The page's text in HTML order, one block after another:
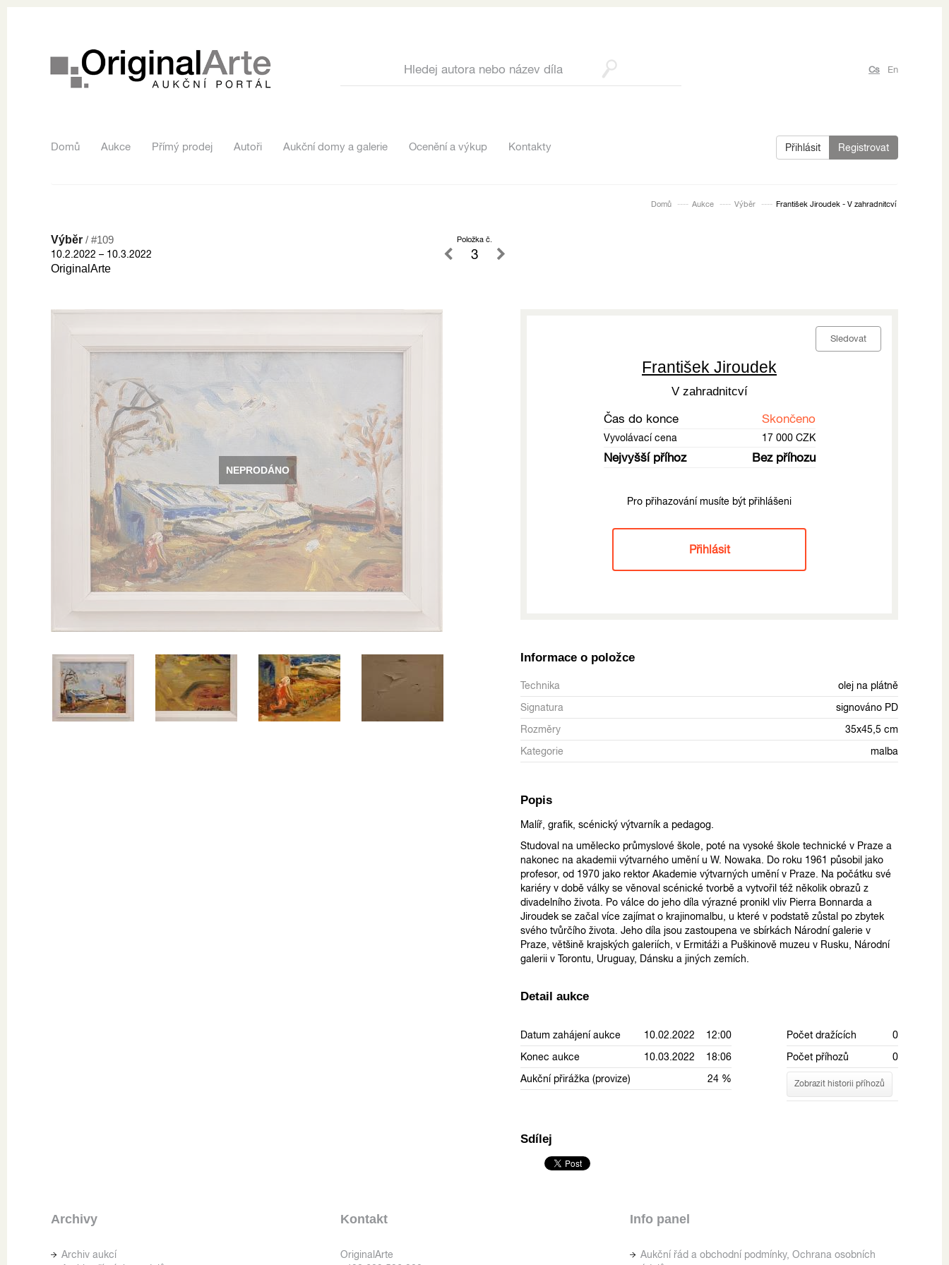
Cs En
Domů Aukce Přímý prodej Autoři Aukční domy a galerie Ocenění a výkup Kontakty Přihlásit Registrovat
Domů Aukce Výběr František Jiroudek - V zahradnitcví
Výběr / #109
10.2.2022 – 10.3.2022
OriginalArte
Položka č.
3
NEPRODÁNO
Sledovat
František Jiroudek
V zahradnitcví
Čas do konce Skončeno
Vyvolávací cena 17 000 CZK
Nejvyšší příhoz Bez příhozu
Pro přihazování musíte být přihlášeni
Přihlásit
Informace o položce
Technika
olej na plátně
Signatura
signováno PD
Rozměry
35x45,5 cm
Kategorie
malba
Popis
Malíř, grafik, scénický výtvarník a pedagog.
Studoval na umělecko průmyslové škole, poté na vysoké škole technické v Praze a
nakonec na akademii výtvarného umění u W. Nowaka. Do roku 1961 působil jako
profesor, od 1970 jako rektor Akademie výtvarných umění v Praze. Na počátku své
kariéry v době války se věnoval scénické tvorbě a vytvořil též několik obrazů z
divadelního života. Po válce do jeho díla výrazné pronikl vliv Pierra Bonnarda a
Jiroudek se začal více zajímat o krajinomalbu, u které v podstatě zůstal po zbytek
svého tvůrčího života. Jeho díla jsou zastoupena ve sbírkách Národní galerie v
Praze, většině krajských galeriích, v Ermitáži a Puškinově muzeu v Rusku, Národní
galerii v Torontu, Uruguay, Dánsku a jiných zemích.
Detail aukce
Datum zahájení aukce
10.02.2022 12:00
Konec aukce
10.03.2022 18:06
Aukční přirážka (provize)
24 %
Počet dražících
0
Počet příhozů
0
Zobrazit historii příhozů
Sdílej
Archivy
Archiv aukcí
Kontakt
OriginalArte
Info panel
Aukční řád a obchodní podmínky, Ochrana osobních